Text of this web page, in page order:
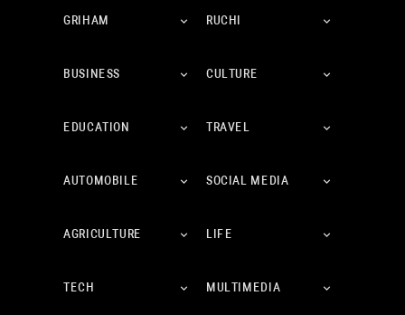
GRIHAM RUCHI
BUSINESS CULTURE
EDUCATION TRAVEL
AUTOMOBILE SOCIAL MEDIA
AGRICULTURE LIFE
TECH MULTIMEDIA